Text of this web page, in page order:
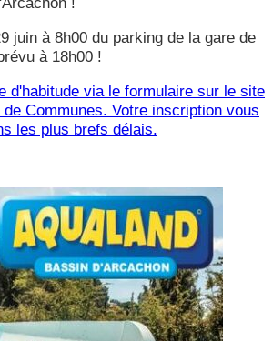
juin à 8h00 du parking de la gare de
à 18h00 !
d'habitude via le formulaire sur le site
Communes. Votre inscription vous
les plus brefs délais.